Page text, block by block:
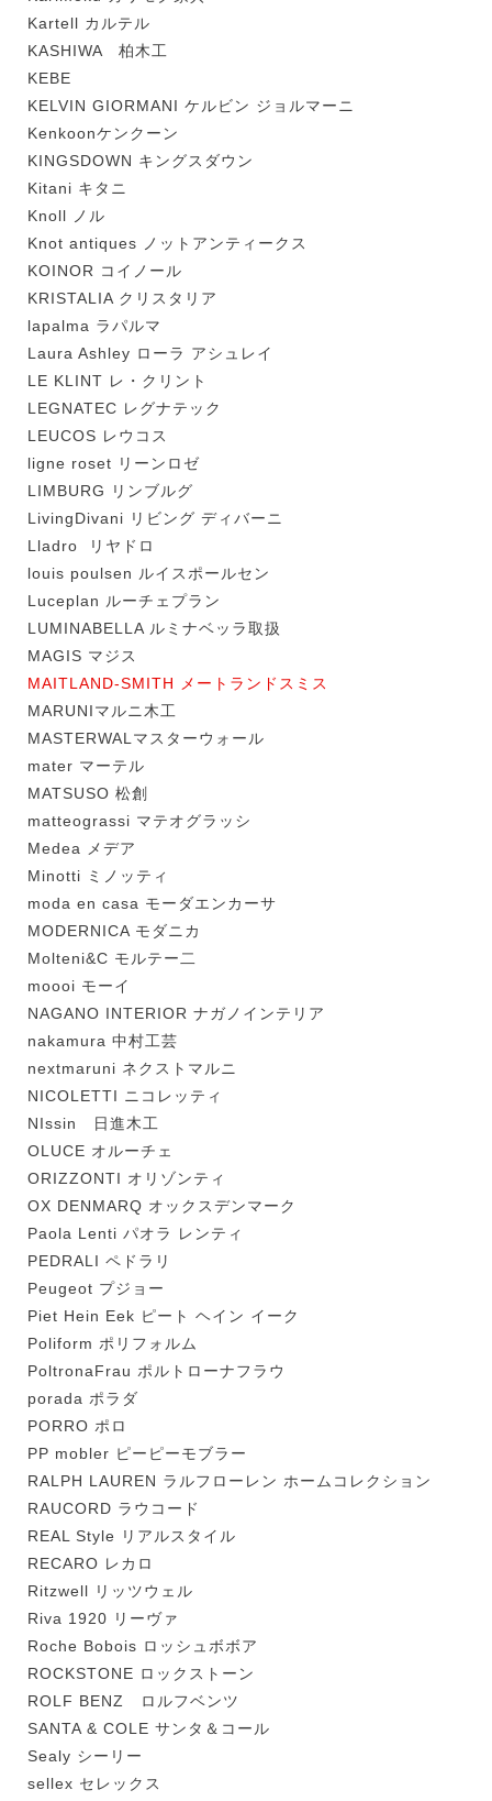
Kartell カルテル
KASHIWA 柏木工
KEBE
KELVIN GIORMANI ケルビン ジョルマーニ
Kenkoonケンクーン
KINGSDOWN キングスダウン
Kitani キタニ
Knoll ノル
Knot antiques ノットアンティークス
KOINOR コイノール
KRISTALIA クリスタリア
lapalma ラパルマ
Laura Ashley ローラ アシュレイ
LE KLINT レ・クリント
LEGNATEC レグナテック
LEUCOS レウコス
ligne roset リーンロゼ
LIMBURG リンブルグ
LivingDivani リビング ディバーニ
Lladro リヤドロ
louis poulsen ルイスポールセン
Luceplan ルーチェプラン
LUMINABELLA ルミナベッラ取扱
MAGIS マジス
MAITLAND-SMITH メートランドスミス
MARUNIマルニ木工
MASTERWALマスターウォール
mater マーテル
MATSUSO 松創
matteograssi マテオグラッシ
Medea メデア
Minotti ミノッティ
moda en casa モーダエンカーサ
MODERNICA モダニカ
Molteni&C モルテー二
moooi モーイ
NAGANO INTERIOR ナガノインテリア
nakamura 中村工芸
nextmaruni ネクストマルニ
NICOLETTI ニコレッティ
NIssin 日進木工
OLUCE オルーチェ
ORIZZONTI オリゾンティ
OX DENMARQ オックスデンマーク
Paola Lenti パオラ レンティ
PEDRALI ペドラリ
Peugeot プジョー
Piet Hein Eek ピート ヘイン イーク
Poliform ポリフォルム
PoltronaFrau ポルトローナフラウ
porada ポラダ
PORRO ポロ
PP mobler ピーピーモブラー
RALPH LAUREN ラルフローレン ホームコレクション
RAUCORD ラウコード
REAL Style リアルスタイル
RECARO レカロ
Ritzwell リッツウェル
Riva 1920 リーヴァ
Roche Bobois ロッシュボボア
ROCKSTONE ロックストーン
ROLF BENZ ロルフベンツ
SANTA & COLE サンタ＆コール
Sealy シーリー
sellex セレックス